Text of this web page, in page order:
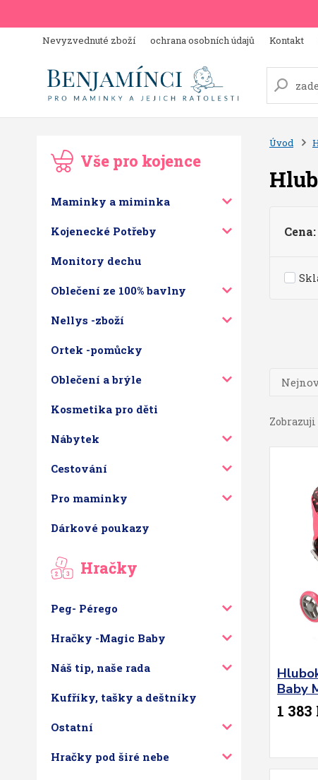
Nevyzvednuté zboží ochrana osobních údajů Kontakt
Vše pro kojence
Maminky a miminka
Kojenecké Potřeby
Monitory dechu
Oblečení ze 100% bavlny
Nellys -zboží
Ortek -pomůcky
Oblečení a brýle
Kosmetika pro děti
Nábytek
Cestování
Pro maminky
Dárkové poukazy
Hračky
Peg- Pérego
Hračky -Magic Baby
Náš tip, naše rada
Kufříky, tašky a deštníky
Ostatní
Hračky pod širé nebe
Úvod
Cena:
Zobrazuji
Baby
1 383